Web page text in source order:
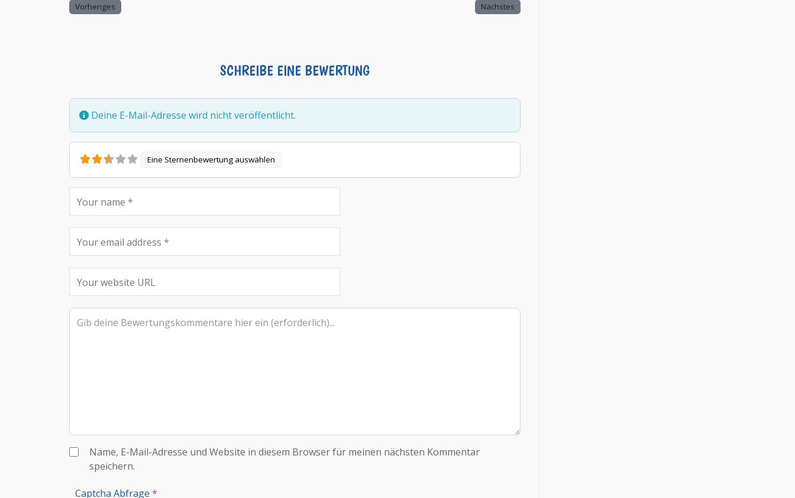
Vorheriges Nächstes
SCHREIBE EINE BEWERTUNG
Deine E-Mail-Adresse wird nicht veröffentlicht.
Eine Sternenbewertung auswählen
Rezensionstext
Name, E-Mail-Adresse und Website in diesem Browser für meinen nächsten Kommentar
speichern.
Captcha Abfrage *